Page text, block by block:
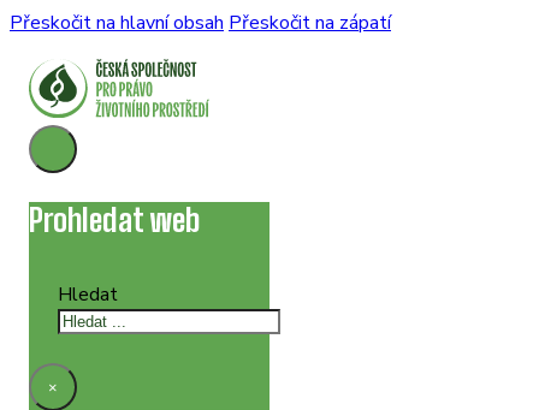
Přeskočit na hlavní obsah Přeskočit na zápatí
Prohledat web
Hledat
×